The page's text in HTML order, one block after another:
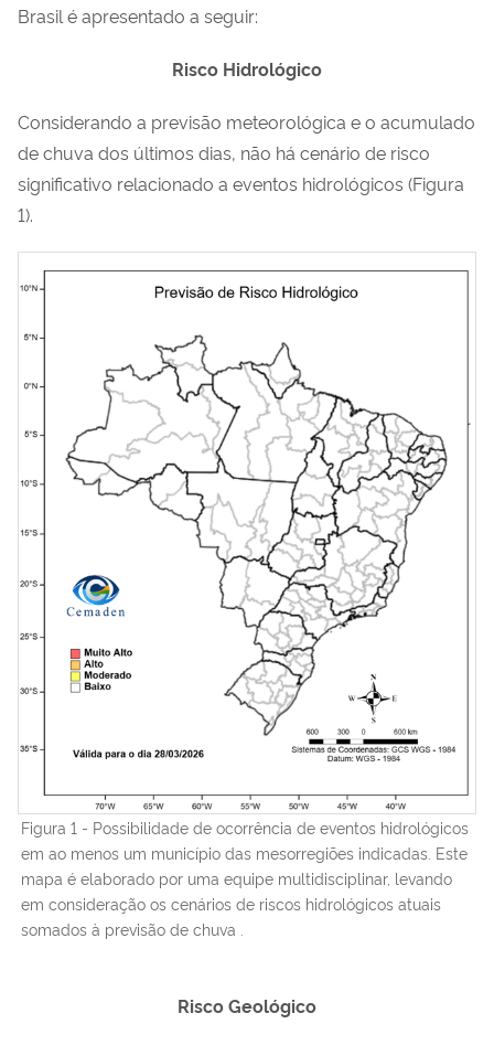
Brasil é apresentado a seguir:
Risco Hidrológico
Considerando a previsão meteorológica e o acumulado
de chuva dos últimos dias, não há cenário de risco
significativo relacionado a eventos hidrológicos (Figura
1).
Figura 1 - Possibilidade de ocorrência de eventos hidrológicos
em ao menos um município das mesorregiões indicadas. Este
mapa é elaborado por uma equipe multidisciplinar, levando
em consideração os cenários de riscos hidrológicos atuais
somados à previsão de chuva .
Risco Geológico